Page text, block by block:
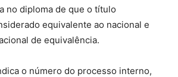
no diploma de que o título
equivalente ao nacional e
de equivalência.
o número do processo interno,